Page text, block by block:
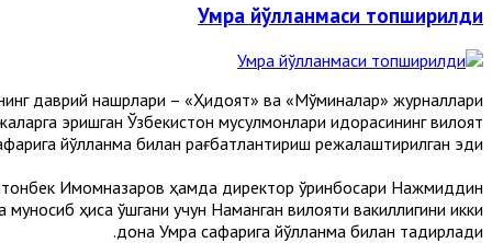
Умра йўлланмаси топширилди
даврий нашрлари – «Ҳидоят» ва «Мўминалар» журналлари
эришган Ўзбекистон мусулмонлари идорасининг вилоят
йўлланма билан рағбатлантириш режалаштирилган эди.
Имомназаров ҳамда директор ўринбосари Нажмиддин
ҳиса қўшгани учун Наманган вилояти вакиллигини икки
дона Умра сафарига йўлланма билан тақдирлади.